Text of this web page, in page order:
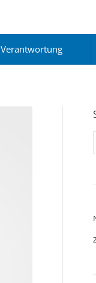
Verantwortung